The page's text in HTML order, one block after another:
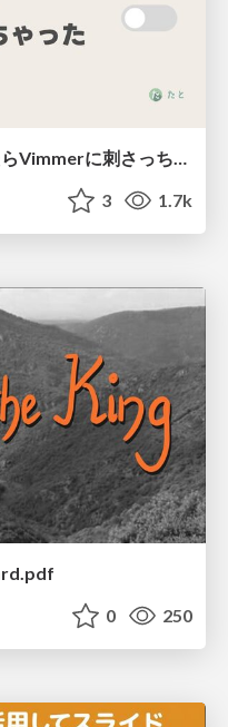
ボタンUIの冪等性の話をしたらVimmerに刺さっちゃった
3 1.7k
0 250